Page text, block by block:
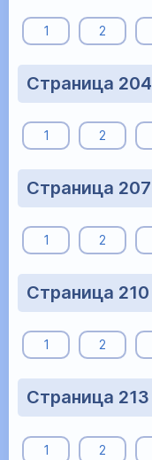
1 2
Страница 204
1 2
Страница 207
1 2
Страница 210
1 2
Страница 213
1 2